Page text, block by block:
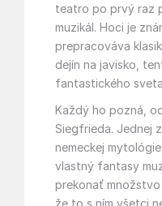
teatro po prvý raz
muzikál. Hoci je
prepracováva
dejín na javisko,
fantastického
Každý ho pozná,
Siegfrieda. Jednej
nemeckej
vlastný fantasy
prekonať
že to s ním všetci